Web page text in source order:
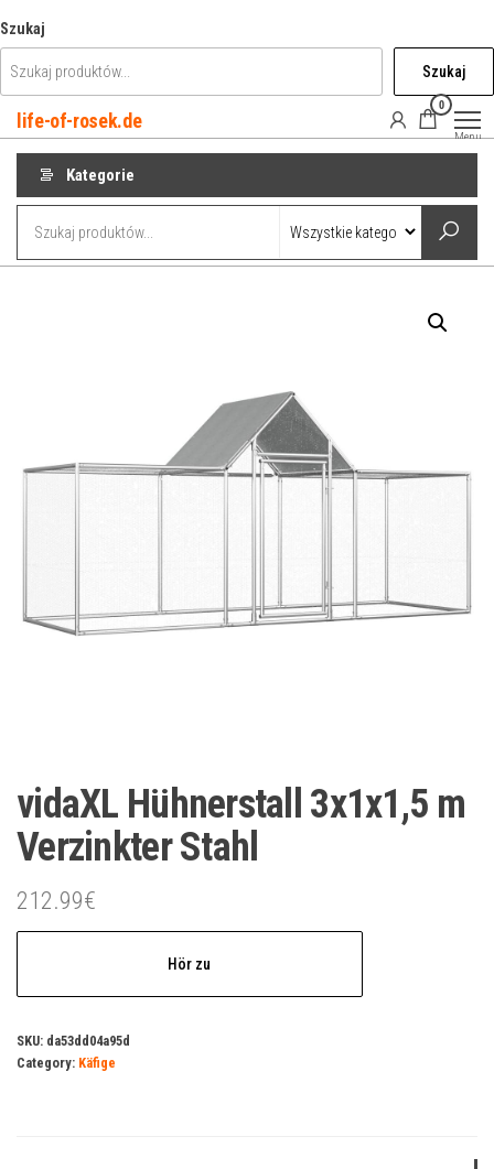
do
treści
Szukaj
Szukaj
life-of-rosek.de
0
Menu
Kategorie
vidaXL Hühnerstall 3x1x1,5 m
Verzinkter Stahl
212.99€
Hör zu
SKU: da53dd04a95d
Category: Käfige